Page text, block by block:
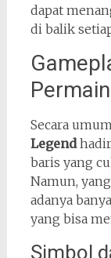
dapat
di balik
Secara
Legendhadir
baris yang
Namun,
adanya
yang bisa
Simbol